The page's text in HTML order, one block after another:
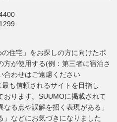
住宅」をお探しの方に向けたポ
が使用する(例：第三者に宿泊さ
合わせはご遠慮ください
も信頼されるサイトを目指し
おります。SUUMOに掲載されて
る点や誤解を招く表現がある」
」などにお気づきになりました